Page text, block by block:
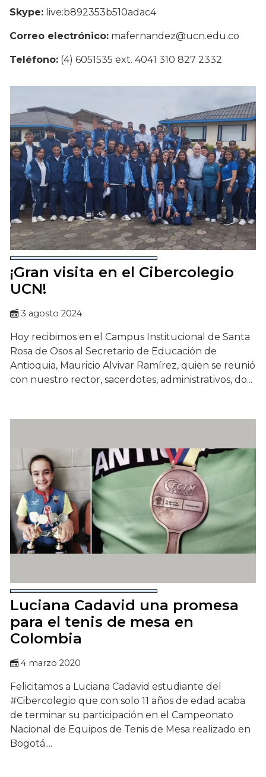
Skype: live:b892353b510adac4
Correo electrónico: mafernandez@ucn.edu.co
Teléfono: (4) 6051535 ext. 4041 310 827 2332
¡Gran visita en el Cibercolegio
UCN!
3 agosto 2024
Hoy recibimos en el Campus Institucional de Santa
Rosa de Osos al Secretario de Educación de
Antioquia, Mauricio Alvivar Ramírez, quien se reunió
con nuestro rector, sacerdotes, administrativos, do...
Luciana Cadavid una promesa
para el tenis de mesa en
Colombia
4 marzo 2020
Felicitamos a Luciana Cadavid estudiante del
#Cibercolegio que con solo 11 años de edad acaba
de terminar su participación en el Campeonato
Nacional de Equipos de Tenis de Mesa realizado en
Bogotá....